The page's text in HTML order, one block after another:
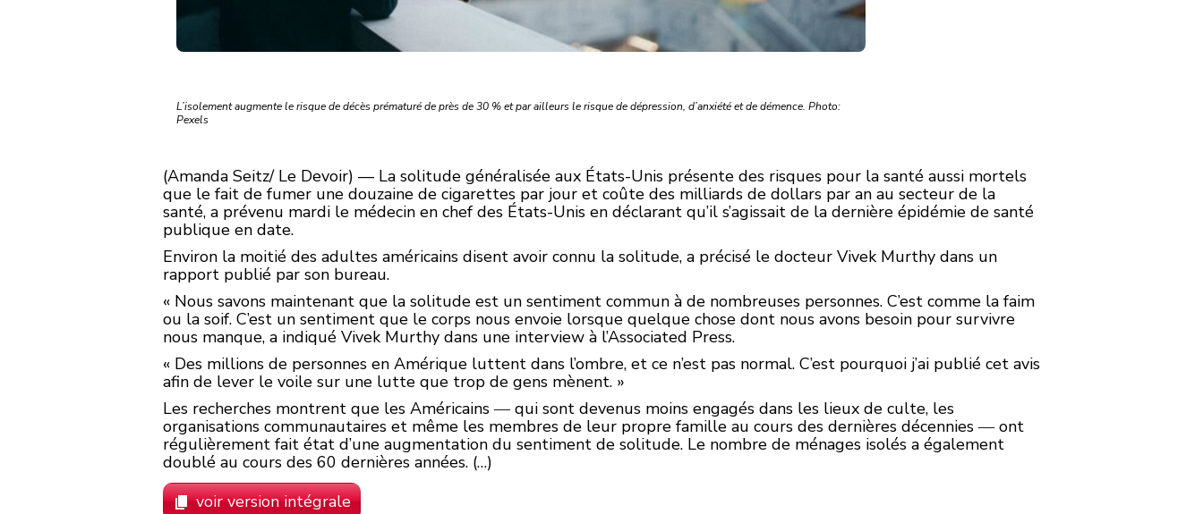
L’isolement augmente le risque de décès prématuré de près de 30 % et par ailleurs le risque de dépression, d’anxiété et de démence. Photo:
Pexels
(Amanda Seitz/ Le Devoir) — La solitude généralisée aux États-Unis présente des risques pour la santé aussi mortels
que le fait de fumer une douzaine de cigarettes par jour et coûte des milliards de dollars par an au secteur de la
santé, a prévenu mardi le médecin en chef des États-Unis en déclarant qu’il s’agissait de la dernière épidémie de santé
publique en date.
Environ la moitié des adultes américains disent avoir connu la solitude, a précisé le docteur Vivek Murthy dans un
rapport publié par son bureau.
« Nous savons maintenant que la solitude est un sentiment commun à de nombreuses personnes. C’est comme la faim
ou la soif. C’est un sentiment que le corps nous envoie lorsque quelque chose dont nous avons besoin pour survivre
nous manque, a indiqué Vivek Murthy dans une interview à l’Associated Press.
« Des millions de personnes en Amérique luttent dans l’ombre, et ce n’est pas normal. C’est pourquoi j’ai publié cet avis
afin de lever le voile sur une lutte que trop de gens mènent. »
Les recherches montrent que les Américains ― qui sont devenus moins engagés dans les lieux de culte, les
organisations communautaires et même les membres de leur propre famille au cours des dernières décennies ― ont
régulièrement fait état d’une augmentation du sentiment de solitude. Le nombre de ménages isolés a également
doublé au cours des 60 dernières années. (…)
voir version intégrale